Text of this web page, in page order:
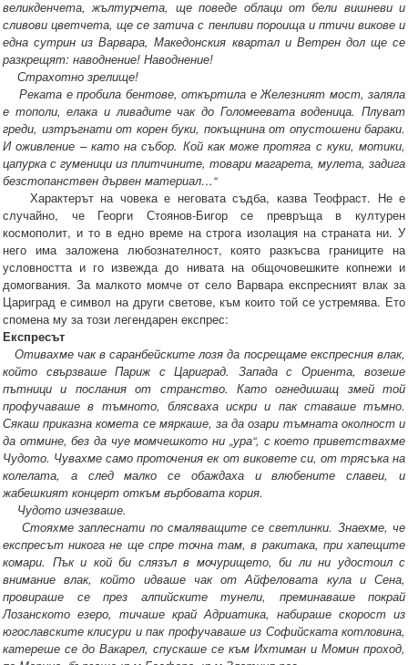
великденчета, жълтурчета, ще поведе облаци от бели вишневи и
сливови цветчета, ще се затича с пенливи пороища и птичи викове и
една сутрин из Варвара, Македонския квартал и Ветрен дол ще се
разкрещят: наводнение! Наводнение!
Страхотно зрелище!
Реката е пробила бентове, откъртила е Железният мост, заляла
е тополи, елака и ливадите чак до Голомеевата воденица. Плуват
греди, изтръгнати от корен буки, покъщнина от опустошени бараки.
И оживление – като на събор. Кой как може протяга с куки, мотики,
цапурка с гуменици из плитчините, товари магарета, мулета, задига
безстопанствен дървен материал…“
Характерът на човека е неговата съдба, казва Теофраст. Не е
случайно, че Георги Стоянов-Бигор се превръща в културен
космополит, и то в едно време на строга изолация на страната ни. У
него има заложена любознателност, която разкъсва границите на
условността и го извежда до нивата на общочовешките копнежи и
домогвания. За малкото момче от село Варвара експресният влак за
Цариград е символ на други светове, към които той се устремява. Ето
спомена му за този легендарен експрес:
Експресът
Отивахме чак в саранбейските лозя да посрещаме експресния влак,
който свързваше Париж с Цариград. Запада с Ориента, возеше
пътници и послания от странство. Като огнедишащ змей той
профучаваше в тъмното, блясваха искри и пак ставаше тъмно.
Сякаш приказна комета се мяркаше, за да озари тъмната околност и
да отмине, без да чуе момчешкото ни „ура“, с което приветствахме
Чудото. Чувахме само проточения ек от виковете си, от трясъка на
колелата, а след малко се обаждаха и влюбените славеи, и
жабешкият концерт откъм върбовата кория.
Чудото изчезваше.
Стояхме заплеснати по смаляващите се светлинки. Знаехме, че
експресът никога не ще спре точна там, в ракитака, при хапещите
комари. Пък и кой би слязъл в мочурището, би ли ни удостоил с
внимание влак, който идваше чак от Айфеловата кула и Сена,
провираше се през алпийските тунели, преминаваше покрай
Лозанското езеро, тичаше край Адриатика, набираше скорост из
югославските клисури и пак профучаваше из Софийската котловина,
катереше се до Вакарел, спускаше се към Ихтиман и Момин проход,